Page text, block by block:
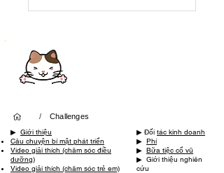
/ Challenges
▶ ︎ Giới thiệu
Câu chuyện bí mật phát triển
Video giải thích (chăm sóc điều
dưỡng)
Video giải thích (chăm sóc trẻ em)
▶ ︎Đối tác kinh doanh
▶ ︎ Phí​
▶ ︎ Bữa tiệc cổ vũ
▶ ︎ Giới thiệu nghiên
cứu